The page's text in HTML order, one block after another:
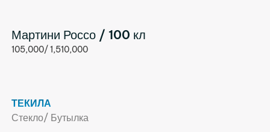
Мартини Россо / 100 кл
105,000/ 1,510,000
ТЕКИЛА
Стекло/ Бутылка